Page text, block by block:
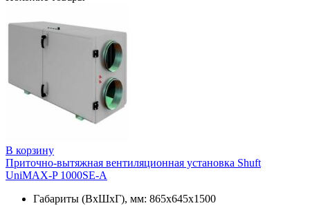
В корзину
Приточно-вытяжная вентиляционная установка Shuft
UniMAX-P 1000SE-A
Габариты (ВхШхГ), мм: 865x645x1500